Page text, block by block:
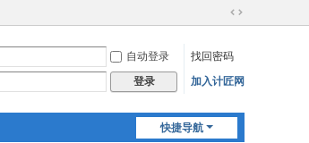
切
到
宽
自动登录
找回密码
登录 加入计匠网
快捷导航